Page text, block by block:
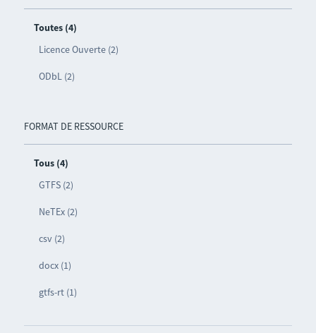
Toutes (4)
Licence Ouverte (2)
ODbL (2)
FORMAT DE RESSOURCE
Tous (4)
GTFS (2)
NeTEx (2)
csv (2)
docx (1)
gtfs-rt (1)